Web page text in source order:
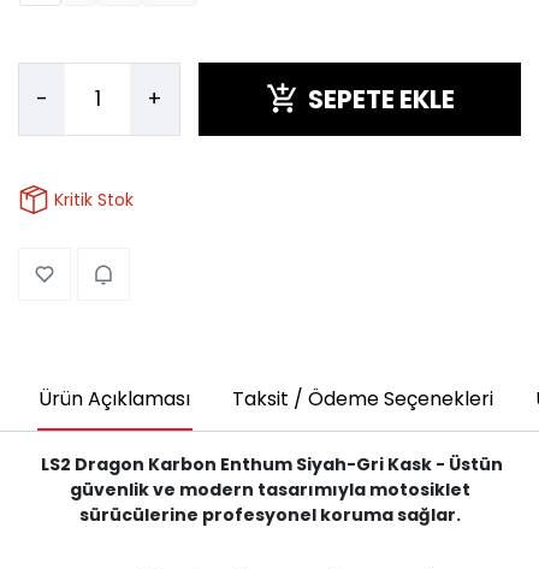
- + SEPETE EKLE
Kritik Stok
Ürün Açıklaması Taksit / Ödeme Seçenekleri
LS2 Dragon Karbon Enthum Siyah-Gri Kask - Üstün
güvenlik ve modern tasarımıyla motosiklet
sürücülerine profesyonel koruma sağlar.